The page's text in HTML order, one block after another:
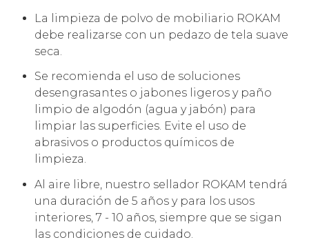
La limpieza de polvo de mobiliario ROKAM
debe realizarse con un pedazo de tela suave
seca.
Se recomienda el uso de soluciones
desengrasantes o jabones ligeros y paño
limpio de algodón (agua y jabón) para
limpiar las superficies. Evite el uso de
abrasivos o productos químicos de
limpieza.
Al aire libre, nuestro sellador ROKAM tendrá
una duración de 5 años y para los usos
interiores, 7 - 10 años, siempre que se sigan
las condiciones de cuidado.